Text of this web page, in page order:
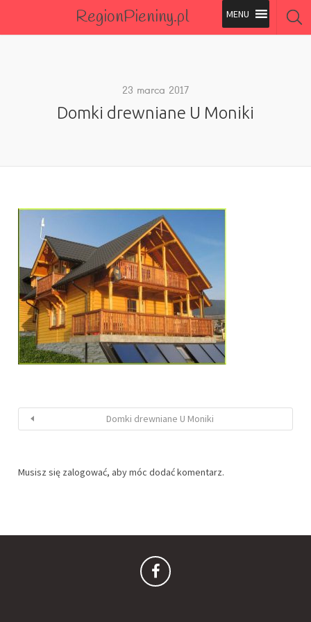
RegionPieniny.pl
Wszystkie Obiekty
23 marca 2017
Domki drewniane U Moniki
Domki drewniane U Moniki
Musisz się zalogować, aby móc dodać komentarz.